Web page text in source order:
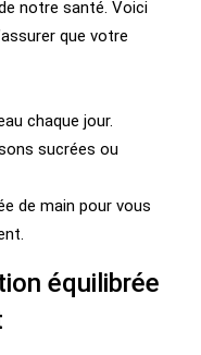
notre santé. Voici
que votre
chaque jour.
sucrées ou
de main pour vous
équilibrée